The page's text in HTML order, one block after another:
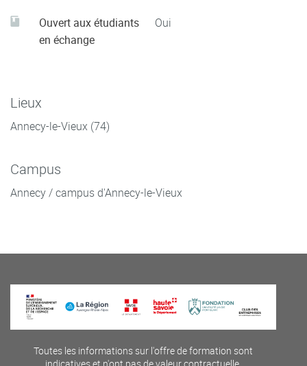
Ouvert aux étudiants
en échange
Oui
Lieux
Annecy-le-Vieux (74)
Campus
Annecy / campus d'Annecy-le-Vieux
Toutes les informations sur l'offre de formation sont